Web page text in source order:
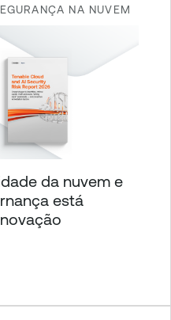
NA NUVEM
da nuvem e
está